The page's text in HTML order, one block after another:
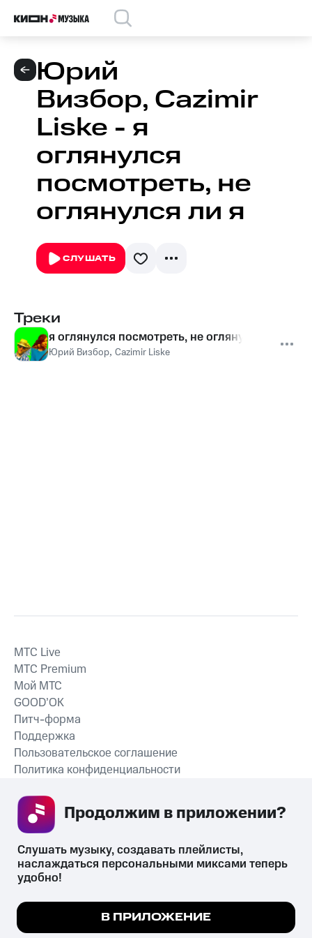
Юрий
Визбор, Cazimir
Liske - я
оглянулся
посмотреть, не
оглянулся ли я
СЛУШАТЬ
Треки
я оглянулся посмотреть, не оглянулся ли я
Юрий Визбор, Cazimir Liske
СКАЧАТЬ ПРИЛОЖЕНИЕ
MTС Live
MTС Premium
Мой МТС
GOOD’OK
Питч-форма
Поддержка
Пользовательское соглашение
Политика конфиденциальности
психотропных веществ, их аналогов причиняет вред здоровью,
их незаконный оборот запрещён и влечёт установленную
законодательством ответственность.
Мы используем куки, чтобы на сайте все
Подробнее
Слушать музыку, создавать плейлисты,
наслаждаться персональными миксами теперь
удобно!
В ПРИЛОЖЕНИЕ